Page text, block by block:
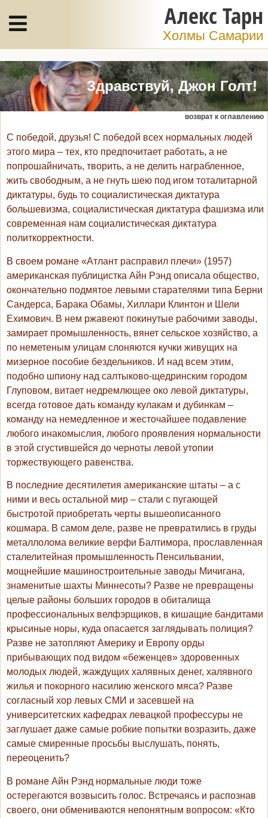
Алекс Тарн
Холмы Самарии
Здравствуй, Джон Голт!
возврат к оглавлению
С победой, друзья! С победой всех нормальных людей
этого мира – тех, кто предпочитает работать, а не
попрошайничать, творить, а не делить награбленное,
жить свободным, а не гнуть шею под игом тоталитарной
диктатуры, будь то социалистическая диктатура
большевизма, социалистическая диктатура фашизма или
современная нам социалистическая диктатура
политкорректности.
В своем романе «Атлант расправил плечи» (1957)
американская публицистка Айн Рэнд описала общество,
окончательно подмятое левыми старателями типа Берни
Сандерса, Барака Обамы, Хиллари Клинтон и Шели
Ехимович. В нем ржавеют покинутые рабочими заводы,
замирает промышленность, вянет сельское хозяйство, а
по неметеным улицам слоняются кучки живущих на
мизерное пособие бездельников. И над всем этим,
подобно шпиону над салтыково-щедринским городом
Глуповом, витает недремлющее око левой диктатуры,
всегда готовое дать команду кулакам и дубинкам –
команду на немедленное и жесточайшее подавление
любого инакомыслия, любого проявления нормальности
в этой сгустившейся до черноты левой утопии
торжествующего равенства.
В последние десятилетия американские штаты – а с
ними и весь остальной мир – стали с пугающей
быстротой приобретать черты вышеописанного
кошмара. В самом деле, разве не превратились в груды
металлолома великие верфи Балтимора, прославленная
сталелитейная промышленность Пенсильвании,
мощнейшие машиностроительные заводы Мичигана,
знаменитые шахты Миннесоты? Разве не превращены
целые районы больших городов в обиталища
профессиональных велфэрщиков, в кишащие бандитами
крысиные норы, куда опасается заглядывать полиция?
Разве не затопляют Америку и Европу орды
прибывающих под видом «беженцев» здоровенных
молодых людей, жаждущих халявных денег, халявного
жилья и покорного насилию женского мяса? Разве
согласный хор левых СМИ и засевшей на
университетских кафедрах левацкой профессуры не
заглушает даже самые робкие попытки возразить, даже
самые смиренные просьбы выслушать, понять,
переоценить?
В романе Айн Рэнд нормальные люди тоже
остерегаются возвысить голос. Встречаясь и распознав
своего, они обмениваются непонятным вопросом: «Кто